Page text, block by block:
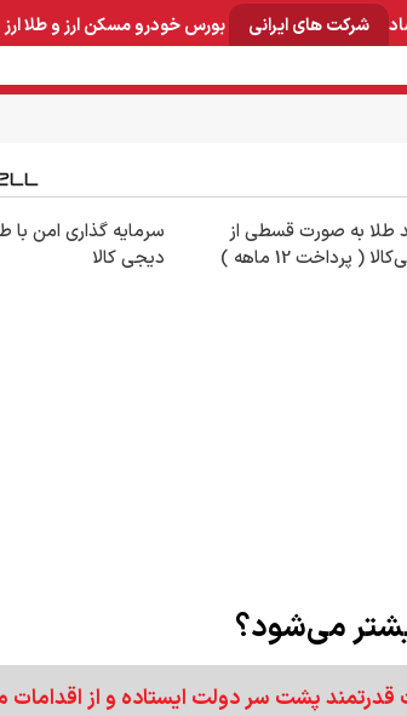
شرکت های ایرانی بورسخودرومسکنارز و طلا
طلا به صورت قسطی از
( پرداخت 12 ماهه )
سرمایه گذاری امن با
دیجی کالا
می‌شود؟
پشت سر دولت ایستاده و از اقدامات